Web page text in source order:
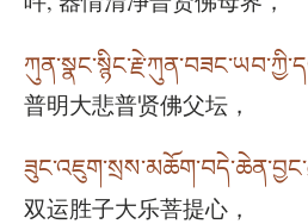
普明大悲普贤佛父坛，
双运胜子大乐菩提心，